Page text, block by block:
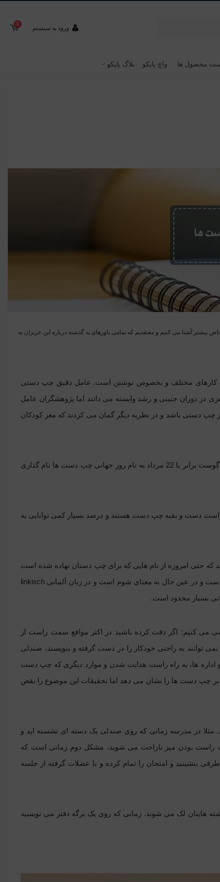
ورود به سیستم
0
محصول ها واچ پاپکو بلاگ پاپکو
خاص بیشتر آشنا می کنیم و معتقدیم که تمامی باورهای بد گذشته درباره این عزیزان به
کارهای مختلف و بخصوص نوشتن است. عامل دقیق چپ دستی
در دوران جنینی و رشد وابسته می دانند اما پژوهشگران عامل
چپ دستی باشد و در نظریه دیگر گمان می کردند که مغز کودکان
روز جهانی چپ دست ها نام گذاری
که در جامعه های مختلف 70 الی 90 درصد جمعیت راست دست و بقیه چپ دست هستند و درصد بسیار کمی توانایی به
که حتی امروزه از نام هایی که برای چپ دستان نهاده شده است
و در عین حال به معنای شوم است و در زبان آلمانی linkisch
بسیار محدود است.
می کنیم؛ اگر دقت کرده باشید در اکثر مواقع سمت راست از
به راحتی خودکار را در دست گرفته و بنویسند، صندلی
و اداره ها، به راه راست هدایت شدن و موارد دیگری که چپ دست
چپ دست ها را نشان می دهد اما تحقیقات این موضوع را نقض
مثلا در مدرسه زمانی که روی صندلی یک دسته ای نشسته اید و
راست بودن میز ناراحت می شوید، مشکل دوم زمانی است که
بنشینید و امتحان را تمام کرده و با عضلات گرفته از جلسه
هایتان لک می شوند. زمانی که روی یک برگه دفتر می نویسید